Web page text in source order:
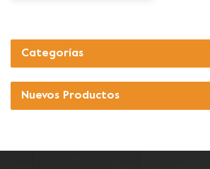
Categorías
Nuevos Productos